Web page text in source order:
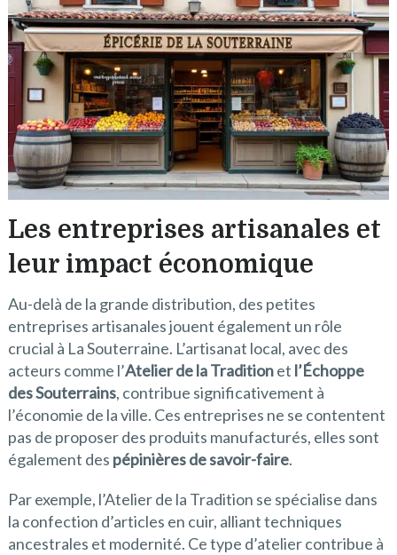
Les entreprises artisanales et
leur impact économique
Au-delà de la grande distribution, des petites
entreprises artisanales jouent également un rôle
crucial à La Souterraine. L’artisanat local, avec des
acteurs comme l’Atelier de la Traditionet l’Échoppe
des Souterrains, contribue significativement à
l’économie de la ville. Ces entreprises ne se contentent
pas de proposer des produits manufacturés, elles sont
également des pépinières de savoir-faire.
Par exemple, l’Atelier de la Tradition se spécialise dans
la confection d’articles en cuir, alliant techniques
ancestrales et modernité. Ce type d’atelier contribue à